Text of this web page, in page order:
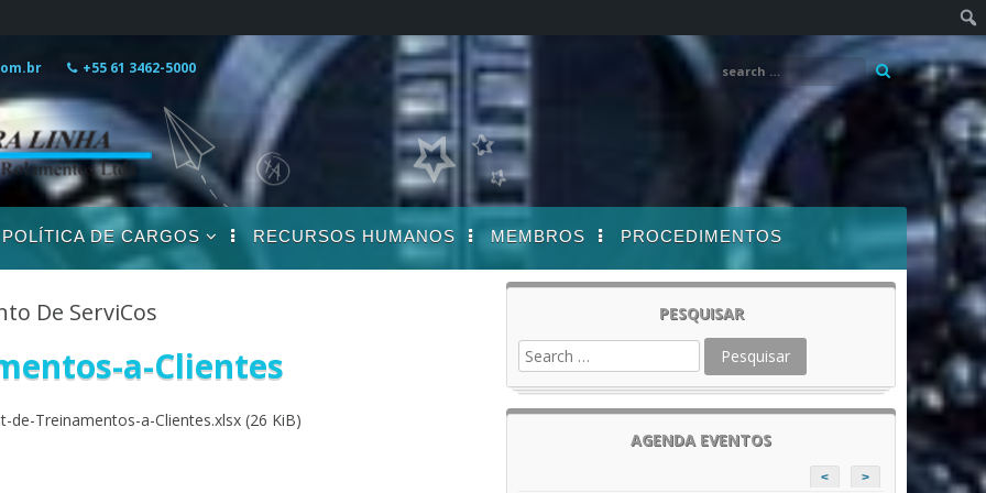
+55 61 3462-5000
POLÍTICA DE CARGOS
DE
RECURSOS HUMANOS MEMBROS PROCEDIMENTOS
De ServiCos
a-Clientes
de-Treinamentos-a-Clientes.xlsx (26 KiB)
PESQUISAR
AGENDA EVENTOS
< >